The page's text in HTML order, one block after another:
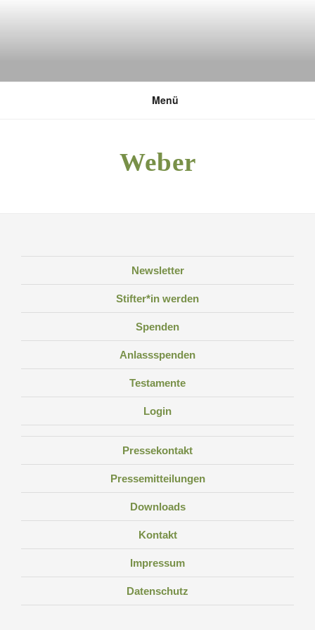
DEUTSCHE UMWELTSTIFTUNG
Menü
Weber
Newsletter
Stifter*in werden
Spenden
Anlassspenden
Testamente
Login
Pressekontakt
Pressemitteilungen
Downloads
Kontakt
Impressum
Datenschutz